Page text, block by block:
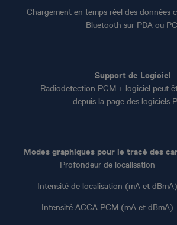
Chargement en temps réel des données
Bluetooth sur PDA ou
Support de Logiciel
Radiodetection PCM + logiciel peut
depuis la page des logiciels
Modes graphiques pour le tracé des
Profondeur de localisation
Intensité de localisation (mA et dBmA)
Intensité ACCA PCM (mA et dBmA)